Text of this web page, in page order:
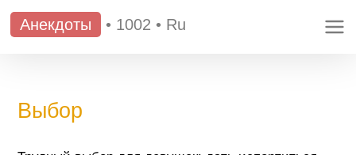
Анекдоты • 1002 • Ru
Выбор